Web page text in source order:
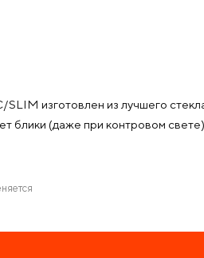
изготовлен из лучшего
блики (даже при контровом